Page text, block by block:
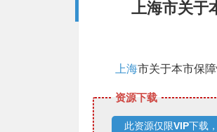
上海市关于
上海市关于本市保
资源下载
此资源仅限VIP下载